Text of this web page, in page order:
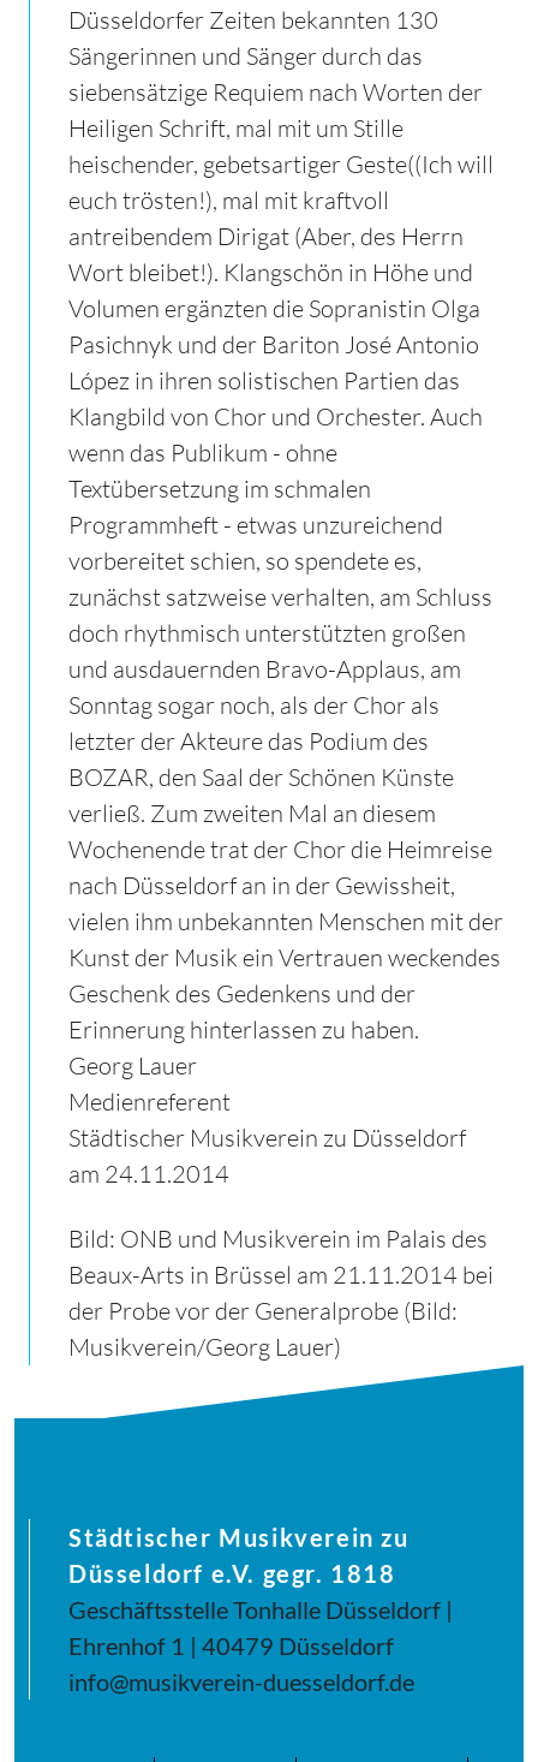
Düsseldorfer Zeiten bekannten 130
Sängerinnen und Sänger durch das
siebensätzige Requiem nach Worten der
Heiligen Schrift, mal mit um Stille
heischender, gebetsartiger Geste((Ich will
euch trösten!), mal mit kraftvoll
antreibendem Dirigat (Aber, des Herrn
Wort bleibet!). Klangschön in Höhe und
Volumen ergänzten die Sopranistin Olga
Pasichnyk und der Bariton José Antonio
López in ihren solistischen Partien das
Klangbild von Chor und Orchester. Auch
wenn das Publikum - ohne
Textübersetzung im schmalen
Programmheft - etwas unzureichend
vorbereitet schien, so spendete es,
zunächst satzweise verhalten, am Schluss
doch rhythmisch unterstützten großen
und ausdauernden Bravo-Applaus, am
Sonntag sogar noch, als der Chor als
letzter der Akteure das Podium des
BOZAR, den Saal der Schönen Künste
verließ. Zum zweiten Mal an diesem
Wochenende trat der Chor die Heimreise
nach Düsseldorf an in der Gewissheit,
vielen ihm unbekannten Menschen mit der
Kunst der Musik ein Vertrauen weckendes
Geschenk des Gedenkens und der
Erinnerung hinterlassen zu haben.
Georg Lauer
Medienreferent
Städtischer Musikverein zu Düsseldorf
am 24.11.2014
Bild: ONB und Musikverein im Palais des
Beaux-Arts in Brüssel am 21.11.2014 bei
der Probe vor der Generalprobe (Bild:
Musikverein/Georg Lauer)
Städtischer Musikverein zu
Düsseldorf e.V. gegr. 1818
Geschäftsstelle Tonhalle Düsseldorf |
Ehrenhof 1 | 40479 Düsseldorf
info@musikverein-duesseldorf.de